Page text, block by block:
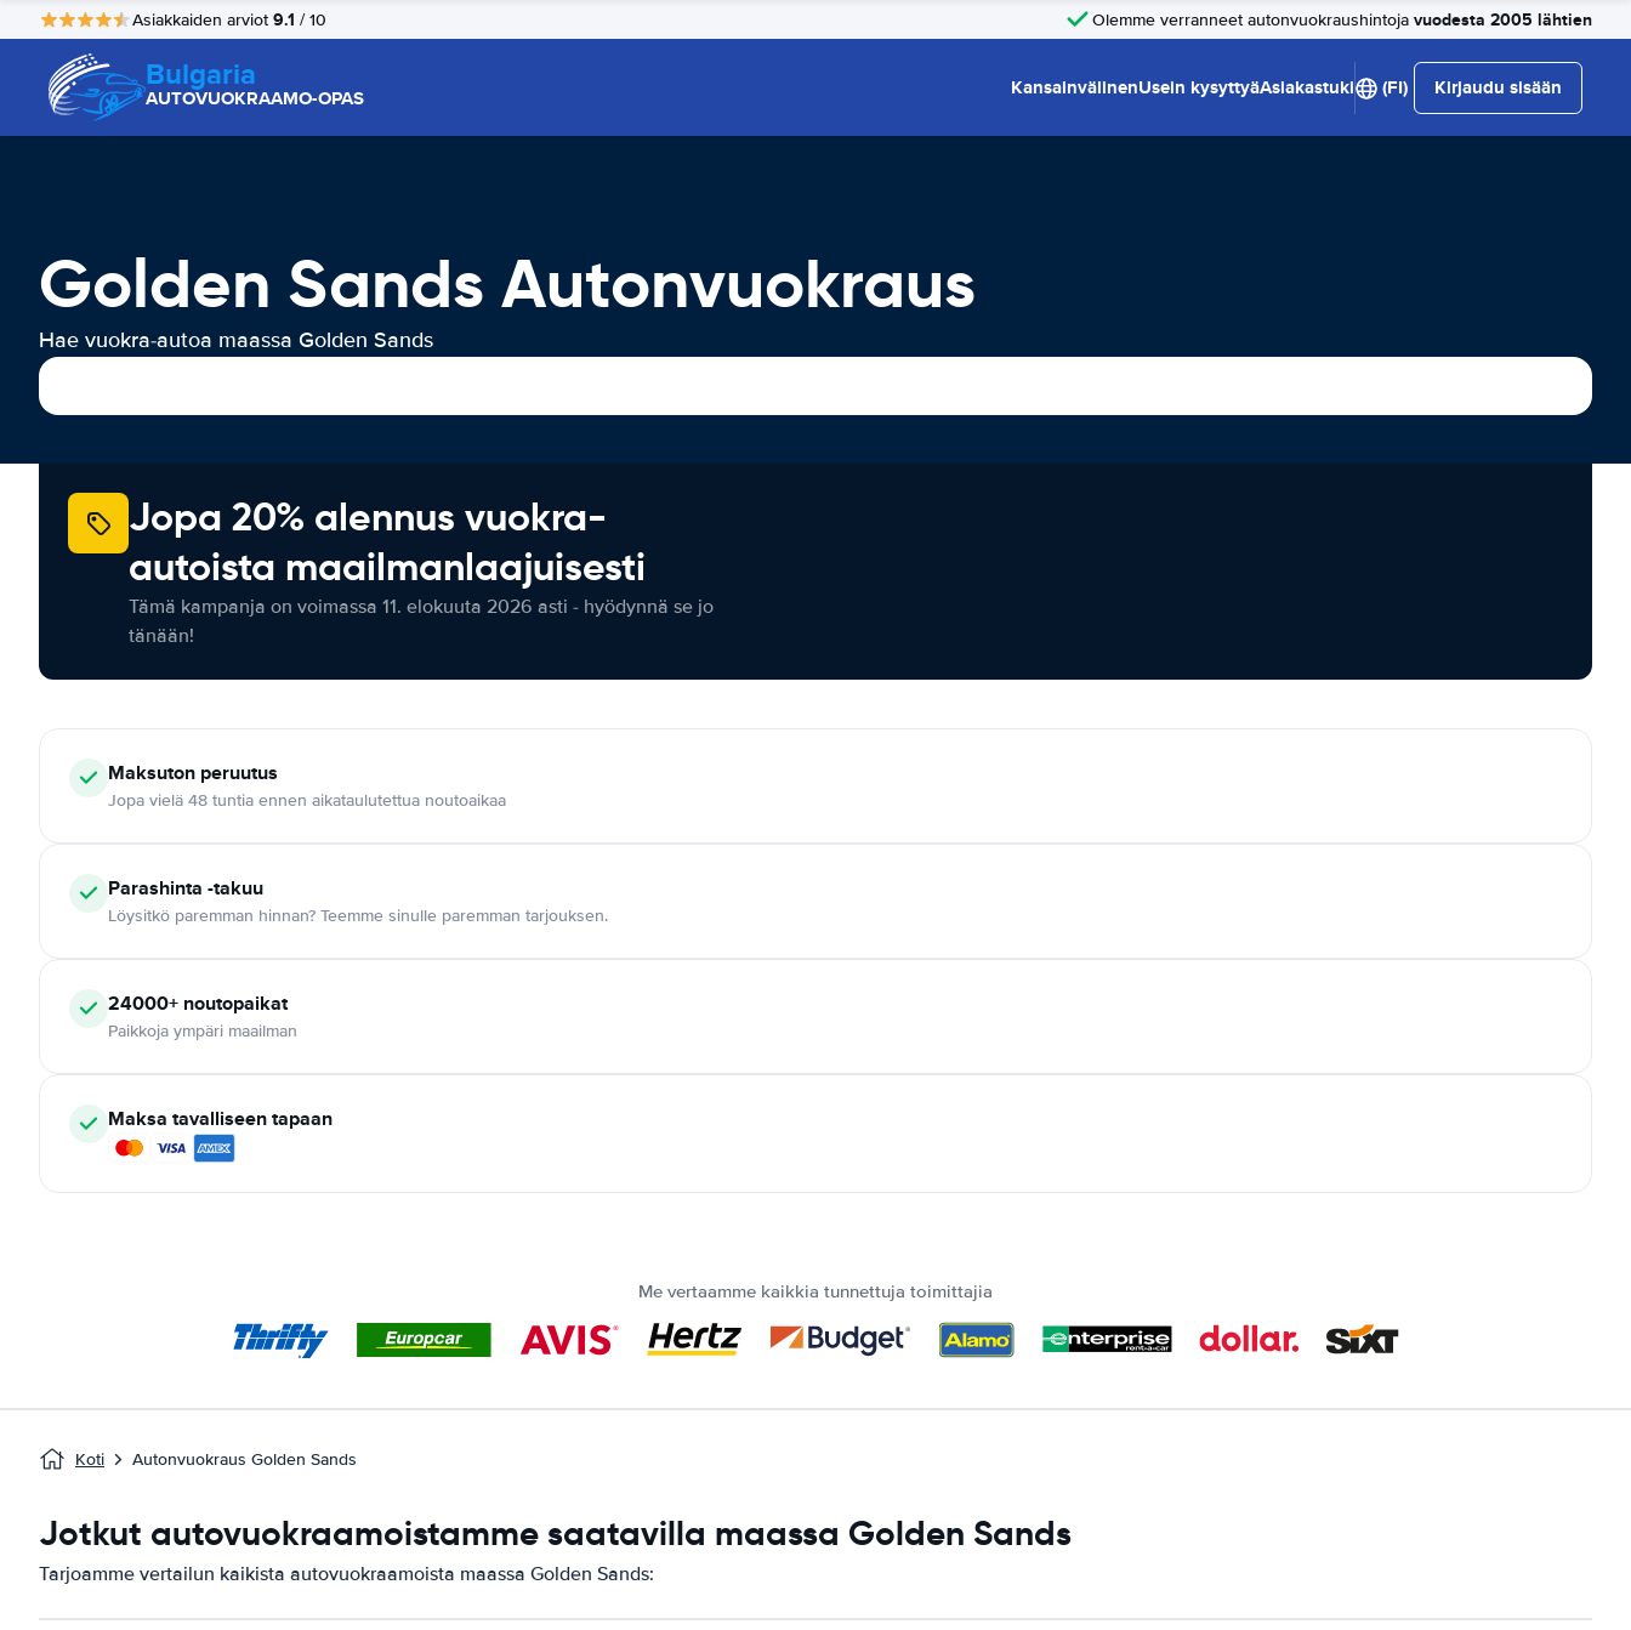
Asiakkaiden arviot 9.1 / 10 Olemme verranneet autonvuokraushintoja vuodesta 2005 lähtien
Bulgaria
AUTOVUOKRAAMO-OPAS KansainvälinenUsein kysyttyäAsiakastuki (FI) Kirjaudu sisään
Golden Sands Autonvuokraus
Hae vuokra-autoa maassa Golden Sands
Jopa 20% alennus vuokra-
autoista maailmanlaajuisesti
Tämä kampanja on voimassa 11. elokuuta 2026 asti - hyödynnä se jo
tänään!
Maksuton peruutus
Jopa vielä 48 tuntia ennen aikataulutettua noutoaikaa
Parashinta -takuu
Löysitkö paremman hinnan? Teemme sinulle paremman tarjouksen.
24000+ noutopaikat
Paikkoja ympäri maailman
Maksa tavalliseen tapaan
Me vertaamme kaikkia tunnettuja toimittajia
Koti Autonvuokraus Golden Sands
Jotkut autovuokraamoistamme saatavilla maassa Golden Sands
Tarjoamme vertailun kaikista autovuokraamoista maassa Golden Sands: